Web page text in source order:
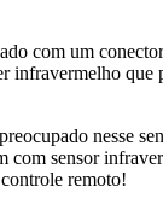
com um
infravermelho que
nesse
com sensor
remoto!